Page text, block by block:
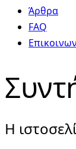
Άρθρα
FAQ
Η